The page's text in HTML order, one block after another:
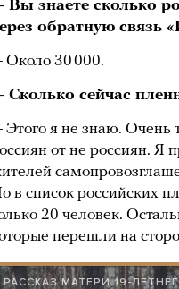
Вы знаете сколько
обратную связь
Около 30 000.
Сколько сейчас
Этого я не знаю. Очень
от не россиян.
в список российских
20 человек.
перешли на
РАССКАЗ МАТЕРИ 19-